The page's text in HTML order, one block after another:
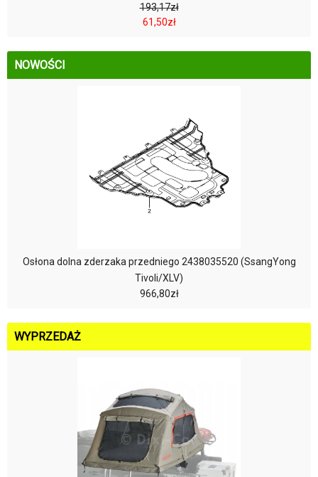
193,17zł
61,50zł
NOWOŚCI
Osłona dolna zderzaka przedniego 2438035520 (SsangYong
Tivoli/XLV)
966,80zł
WYPRZEDAŻ